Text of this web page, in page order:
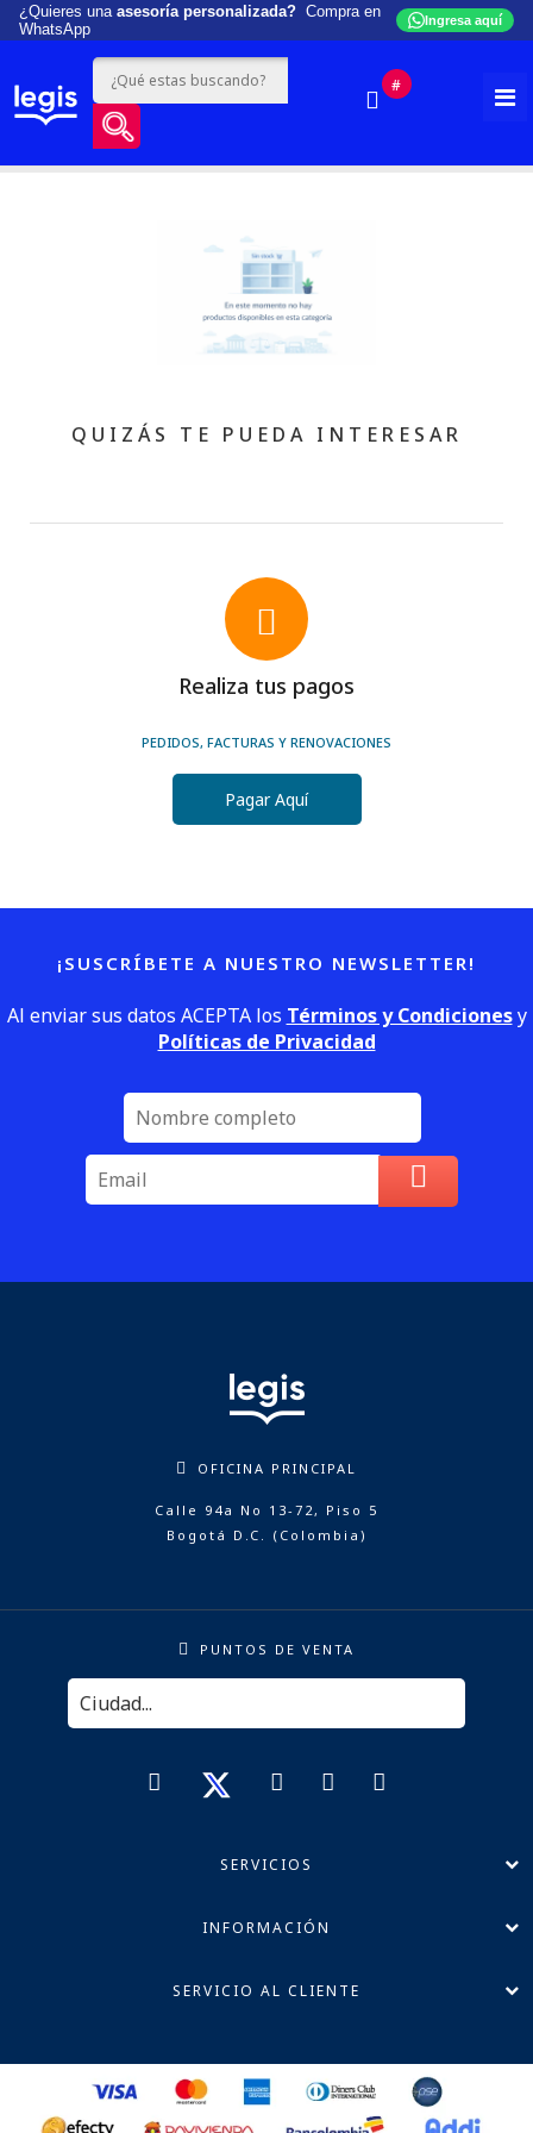
¿Quieres una asesoría personalizada? Compra en
WhatsApp
Ingresa aquí
#
QUIZÁS TE PUEDA INTERESAR
Realiza tus pagos
PEDIDOS, FACTURAS Y RENOVACIONES
Pagar Aquí
¡SUSCRÍBETE A NUESTRO NEWSLETTER!
Al enviar sus datos ACEPTA los Términos y Condicionesy
Políticas de Privacidad
OFICINA PRINCIPAL
Calle 94a No 13-72, Piso 5
Bogotá D.C. (Colombia)
PUNTOS DE VENTA
SERVICIOS
INFORMACIÓN
SERVICIO AL CLIENTE